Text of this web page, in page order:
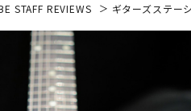
ー アコギ/エレ
アコ
電子ピアノ
STAFF REVIEWS ギターズステー